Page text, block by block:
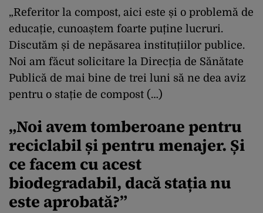
„Referitor la compost, aici este și o problemă de
educație, cunoaștem foarte puține lucruri.
Discutăm și de nepăsarea instituțiilor publice.
Noi am făcut solicitare la Direcția de Sănătate
Publică de mai bine de trei luni să ne dea aviz
pentru o stație de compost (…)
„Noi avem tomberoane pentru
reciclabil și pentru menajer. Și
ce facem cu acest
biodegradabil, dacă stația nu
este aprobată?”